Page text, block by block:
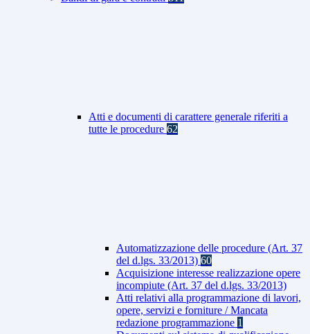
Atti e documenti di carattere generale riferiti a
tutte le procedure 62
Automatizzazione delle procedure (Art. 37
del d.lgs. 33/2013) 60
Acquisizione interesse realizzazione opere
incompiute (Art. 37 del d.lgs. 33/2013)
Atti relativi alla programmazione di lavori,
opere, servizi e forniture / Mancata
redazione programmazione 1